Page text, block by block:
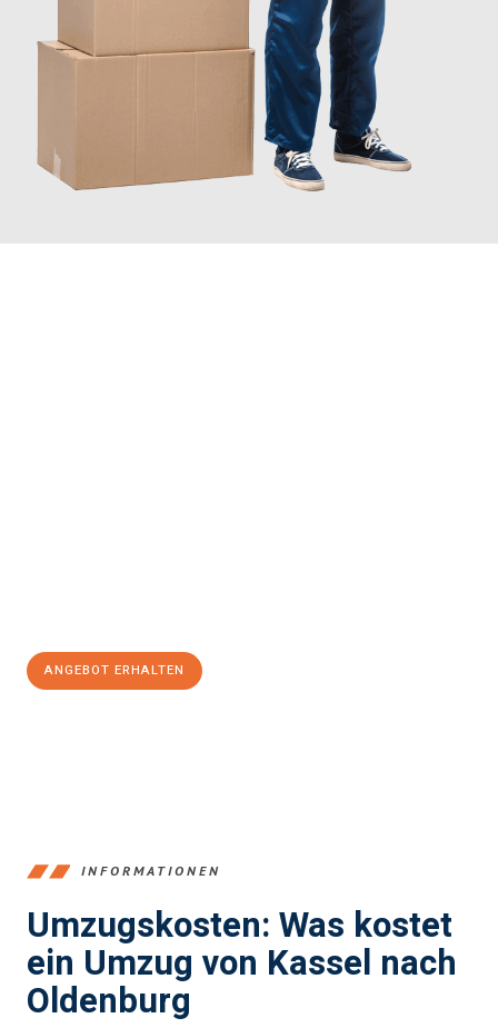
ANGEBOT ERHALTEN
INFORMATIONEN
Umzugskosten: Was kostet
ein Umzug von Kassel nach
Oldenburg